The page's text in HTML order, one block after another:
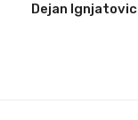
Dejan Ignjatovic